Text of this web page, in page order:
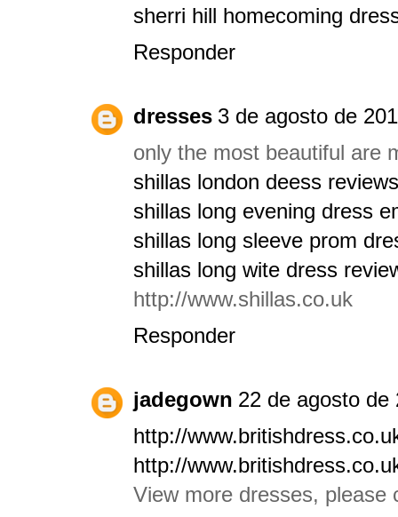
sherri hill homecoming
Responder
dresses 3 de agosto de
only the most beautiful are
shillas london deess reviews
shillas long evening dress
shillas long sleeve prom
shillas long wite dress
http://www.shillas.co.uk
Responder
jadegown 22 de agosto de
http://
http://
View more dresses, please